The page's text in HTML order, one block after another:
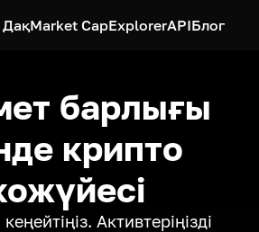
ДақMarket CapExplorerAPIБлог
барлығы
крипто
кеңейтіңіз. Активтеріңізді